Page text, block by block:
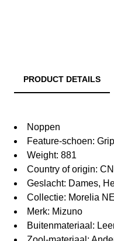
PRODUCT DETAILS
Noppen
Feature-schoen:
Weight: 881
Country of origin: CN
Geslacht: Dames,
Collectie: Morelia
Merk: Mizuno
Buitenmateriaal: